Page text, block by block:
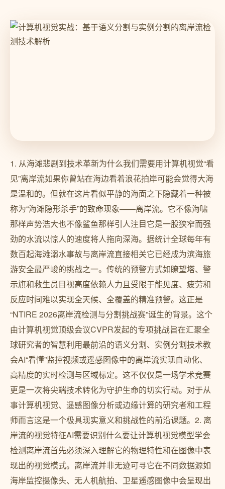
1. 从海滩悲剧到技术革新为什么我们需要用计算机视觉“看
见”离岸流如果你曾站在海边看着浪花拍岸可能会觉得大海
是温和的。但就在这片看似平静的海面之下隐藏着一种被
称为“海滩隐形杀手”的致命现象——离岸流。它不像海啸
那样声势浩大也不像鲨鱼那样引人注目它是一股狭窄而强
劲的水流以惊人的速度将人拖向深海。据统计全球每年有
数百起海滩溺水事故与离岸流直接相关它已经成为滨海旅
游安全最严峻的挑战之一。传统的预警方式如瞭望塔、警
示旗和救生员目视高度依赖人力且受限于能见度、疲劳和
反应时间难以实现全天候、全覆盖的精准预警。这正是
“NTIRE 2026离岸流检测与分割挑战赛”诞生的背景。这个
由计算机视觉顶级会议CVPR发起的专项挑战旨在汇聚全
球研究者的智慧利用最前沿的语义分割、实例分割技术教
会AI“看懂”监控视频或遥感图像中的离岸流实现自动化、
高精度的实时检测与区域标定。这不仅仅是一场学术竞赛
更是一次将尖端技术转化为守护生命的切实行动。对于从
事计算机视觉、遥感图像分析或边缘计算的研究者和工程
师而言这是一个极具现实意义和挑战性的前沿课题。2. 离
岸流的视觉特征AI需要识别什么要让计算机视觉模型学会
检测离岸流首先必须深入理解它的物理特性和在图像中表
现出的视觉模式。离岸流并非无迹可寻它在不同数据源如
海岸监控摄像头、无人机航拍、卫星遥感图像中会呈现出